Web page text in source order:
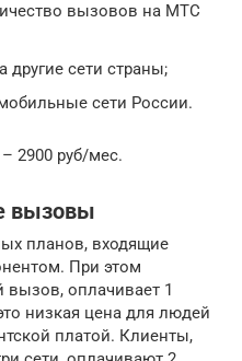
вызовов на МТС
другие сети страны;
сети России.
2900 руб/мес.
вызовы
планов, входящие
При этом
оплачивает 1
низкая цена для людей
платой. Клиенты,